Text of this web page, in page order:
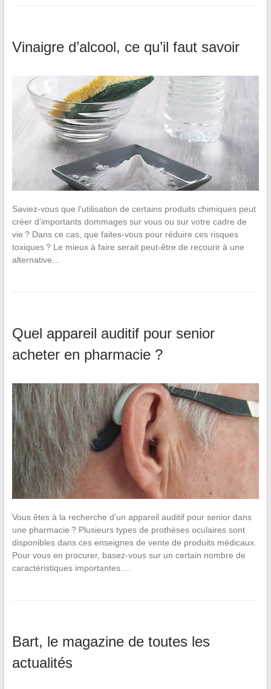
Vinaigre d’alcool, ce qu’il faut savoir
Saviez-vous que l’utilisation de certains produits chimiques peut
créer d’importants dommages sur vous ou sur votre cadre de
vie ? Dans ce cas, que faites-vous pour réduire ces risques
toxiques ? Le mieux à faire serait peut-être de recourir à une
alternative…
Quel appareil auditif pour senior
acheter en pharmacie ?
Vous êtes à la recherche d’un appareil auditif pour senior dans
une pharmacie ? Plusieurs types de prothèses oculaires sont
disponibles dans ces enseignes de vente de produits médicaux.
Pour vous en procurer, basez-vous sur un certain nombre de
caractéristiques importantes.…
Bart, le magazine de toutes les
actualités